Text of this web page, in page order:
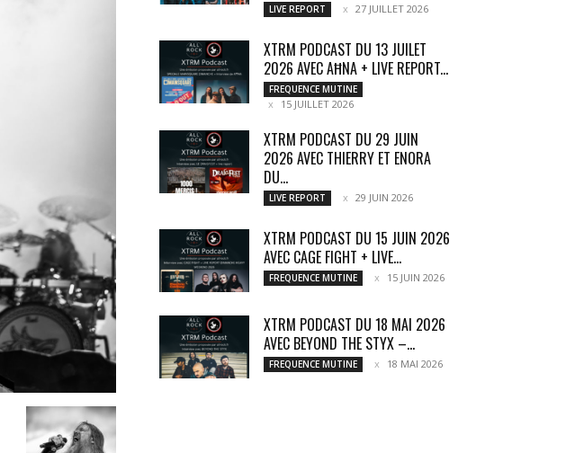
LIVE REPORT 27 JUILLET 2026
XTRM PODCAST DU 13 JUILET
2026 AVEC AĦNA + LIVE REPORT...
FREQUENCE MUTINE
15 JUILLET 2026
XTRM PODCAST DU 29 JUIN
2026 AVEC THIERRY ET ENORA
DU...
LIVE REPORT 29 JUIN 2026
XTRM PODCAST DU 15 JUIN 2026
AVEC CAGE FIGHT + LIVE...
FREQUENCE MUTINE 15 JUIN 2026
XTRM PODCAST DU 18 MAI 2026
AVEC BEYOND THE STYX –...
FREQUENCE MUTINE 18 MAI 2026